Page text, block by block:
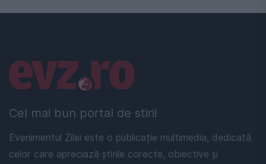
Cel mai bun portal de stiri!
Evenimentul Zilei este o publicație multimedia, dedicată
celor care apreciază știrile corecte, obiective și
Linkuri utile